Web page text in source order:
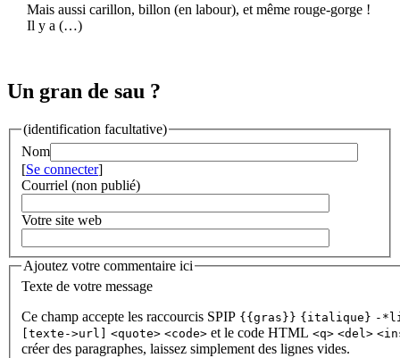
Mais aussi carillon, billon (en labour), et même rouge-gorge !
Il y a (…)
Un gran de sau ?
(identification facultative)
Nom
[Se connecter]
Courriel (non publié)
Votre site web
Ajoutez votre commentaire ici
Texte de votre message
Ce champ accepte les raccourcis SPIP {{gras}} {italique} -
[texte->url]
<quote> <code> et le code HTML <q> <del>
créer des paragraphes, laissez simplement des lignes vides.